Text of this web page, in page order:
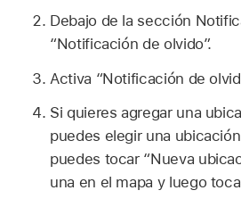
Debajo de la sección
“Notificación de olvido”.
Activa “Notificación de
Si quieres agregar una
puedes elegir una
puedes tocar “Nueva
una en el mapa y luego